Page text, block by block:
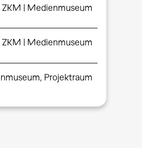
ZKM | Medienmuseum
ZKM | Medienmuseum
Projektraum